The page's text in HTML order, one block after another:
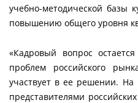
учебно-методической
повышению общего уровня
«Кадровый вопрос
проблем российского
участвует в ее решении. На
представителями